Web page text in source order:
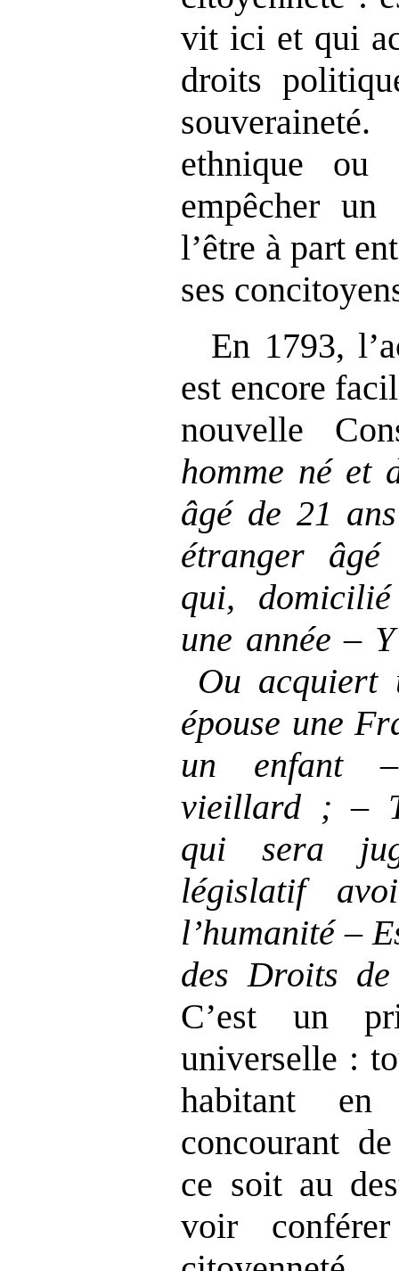
vit ici et qui
droits
ethnique ou
empêcher
l’être à part
ses
En 1793,
est encore
nouvelle
homme né et
âgé de 21
étranger âgé
qui,
une année –
Ou acquiert
épouse une
un enfant
–
vieillard ; –
qui sera
législatif
l’humanité –
des Droits
C’est un
universelle :
habitant
concourant
ce soit au
voir